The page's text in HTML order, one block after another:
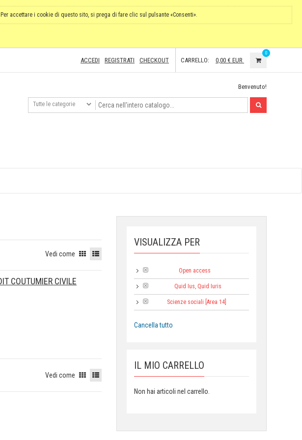
accettare i cookie di questo sito, si prega di fare clic sul pulsante «Consenti».
ACCEDI REGISTRATI CHECKOUT CARRELLO: 0,00 € EUR
0
Benvenuto!
VISUALIZZA PER
Open access
Quid Ius, Quid Iuris
Scienze sociali [Area 14]
Cancella tutto
IL MIO CARRELLO
Non hai articoli nel carrello.
Vedi come
COUTUMIER CIVILE
Vedi come